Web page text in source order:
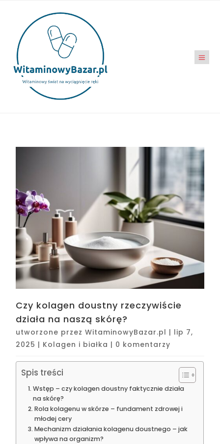
Czy kolagen doustny rzeczywiście
działa na naszą skórę?
utworzone przezWitaminowyBazar.pl | lip 7,
2025 | Kolagen i białka | 0 komentarzy
Spis treści
Wstęp – czy kolagen doustny faktycznie działa
na skórę?
Rola kolagenu w skórze – fundament zdrowej i
młodej cery
Mechanizm działania kolagenu doustnego – jak
wpływa na organizm?